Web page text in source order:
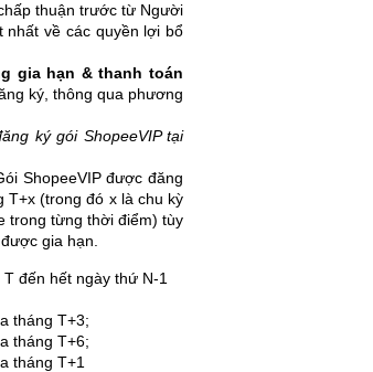
thuận trước từ Người
nhất về các quyền lợi bổ
gia hạn & thanh toán
ký, thông qua phương
ký gói ShopeeVIP tại
ShopeeVIP được đăng
T+x (trong đó x là chu kỳ
trong từng thời điểm) tùy
gia hạn.
đến hết ngày thứ N-1
tháng T+3;
tháng T+6;
tháng T+1